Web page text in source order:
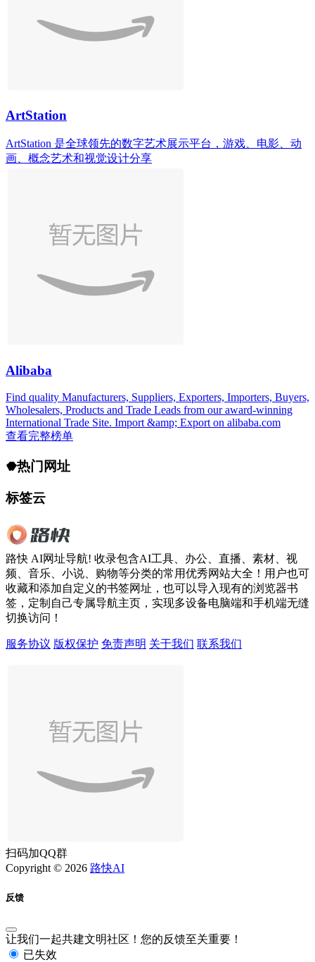
ArtStation
ArtStation 是全球领先的数字艺术展示平台，游戏、电影、动
画、概念艺术和视觉设计分享
Alibaba
Find quality Manufacturers, Suppliers, Exporters, Importers, Buyers,
Wholesalers, Products and Trade Leads from our award-winning
International Trade Site. Import &amp; Export on alibaba.com
查看完整榜单
热门网址
标签云
路快 AI网址导航! 收录包含AI工具、办公、直播、素材、视
频、音乐、小说、购物等分类的常用优秀网站大全！用户也可
收藏和添加自定义的书签网址，也可以导入现有的浏览器书
签，定制自己专属导航主页，实现多设备电脑端和手机端无缝
切换访问！
服务协议 版权保护 免责声明 关于我们 联系我们
扫码加QQ群
Copyright © 2026 路快AI
反馈
让我们一起共建文明社区！您的反馈至关重要！
已失效